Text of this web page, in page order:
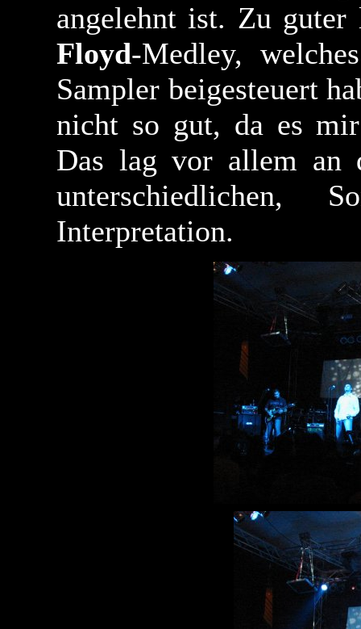
angelehnt ist. Zu
Floyd-Medley,
Sampler beigesteuert
nicht so gut, da es
Das lag vor allem an
unterschiedlichen,
Interpretation.